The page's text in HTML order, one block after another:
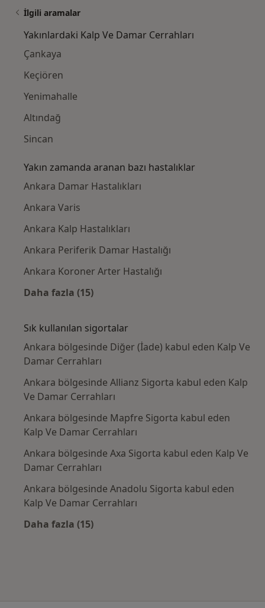
İlgili aramalar
Yakınlardaki Kalp Ve Damar Cerrahları
Çankaya
Keçiören
Yenimahalle
Altındağ
Sincan
Yakın zamanda aranan bazı hastalıklar
Ankara Damar Hastalıkları
Ankara Varis
Ankara Kalp Hastalıkları
Ankara Periferik Damar Hastalığı
Ankara Koroner Arter Hastalığı
Daha fazla (15)
Sık kullanılan sigortalar
Ankara bölgesinde Diğer (İade) kabul eden Kalp Ve
Damar Cerrahları
Ankara bölgesinde Allianz Sigorta kabul eden Kalp
Ve Damar Cerrahları
Ankara bölgesinde Mapfre Sigorta kabul eden
Kalp Ve Damar Cerrahları
Ankara bölgesinde Axa Sigorta kabul eden Kalp Ve
Damar Cerrahları
Ankara bölgesinde Anadolu Sigorta kabul eden
Kalp Ve Damar Cerrahları
Daha fazla (15)